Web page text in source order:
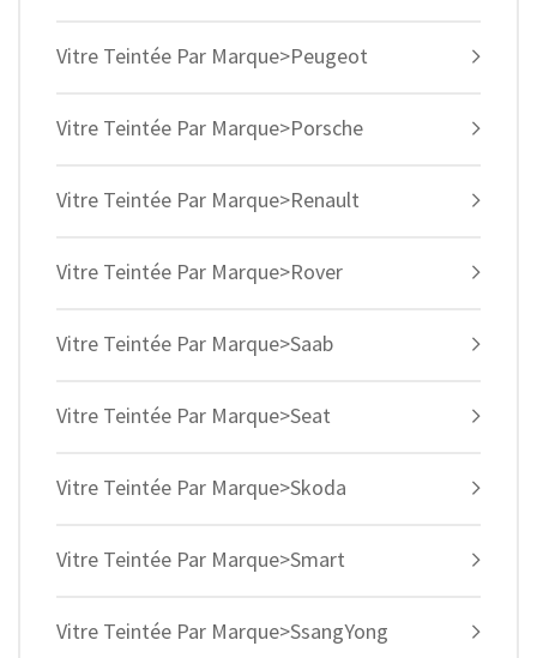
Vitre Teintée Par Marque>Peugeot
Vitre Teintée Par Marque>Porsche
Vitre Teintée Par Marque>Renault
Vitre Teintée Par Marque>Rover
Vitre Teintée Par Marque>Saab
Vitre Teintée Par Marque>Seat
Vitre Teintée Par Marque>Skoda
Vitre Teintée Par Marque>Smart
Vitre Teintée Par Marque>SsangYong